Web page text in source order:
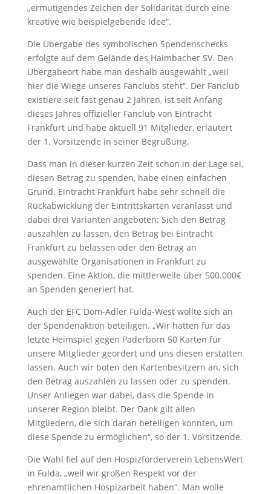
„ermutigendes Zeichen der Solidarität durch eine
kreative wie beispielgebende Idee“.
Die Übergabe des symbolischen Spendenschecks
erfolgte auf dem Gelände des Haimbacher SV. Den
Übergabeort habe man deshalb ausgewählt „weil
hier die Wiege unseres Fanclubs steht“. Der Fanclub
existiere seit fast genau 2 Jahren, ist seit Anfang
dieses Jahres offizieller Fanclub von Eintracht
Frankfurt und habe aktuell 91 Mitglieder, erläutert
der 1. Vorsitzende in seiner Begrüßung.
Dass man in dieser kurzen Zeit schon in der Lage sei,
diesen Betrag zu spenden, habe einen einfachen
Grund. Eintracht Frankfurt habe sehr schnell die
Rückabwicklung der Eintrittskarten veranlasst und
dabei drei Varianten angeboten: Sich den Betrag
auszahlen zu lassen, den Betrag bei Eintracht
Frankfurt zu belassen oder den Betrag an
ausgewählte Organisationen in Frankfurt zu
spenden. Eine Aktion, die mittlerweile über 500.000€
an Spenden generiert hat.
Auch der EFC Dom-Adler Fulda-West wollte sich an
der Spendenaktion beteiligen. „Wir hatten für das
letzte Heimspiel gegen Paderborn 50 Karten für
unsere Mitglieder geordert und uns diesen erstatten
lassen. Auch wir boten den Kartenbesitzern an, sich
den Betrag auszahlen zu lassen oder zu spenden.
Unser Anliegen war dabei, dass die Spende in
unserer Region bleibt. Der Dank gilt allen
Mitgliedern, die sich daran beteiligen konnten, um
diese Spende zu ermöglichen“, so der 1. Vorsitzende.
Die Wahl fiel auf den Hospizförderverein LebensWert
in Fulda, „weil wir großen Respekt vor der
ehrenamtlichen Hospizarbeit haben“. Man wolle